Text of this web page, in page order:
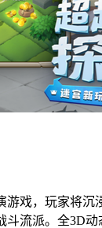
游戏，玩家将
流派。全3D